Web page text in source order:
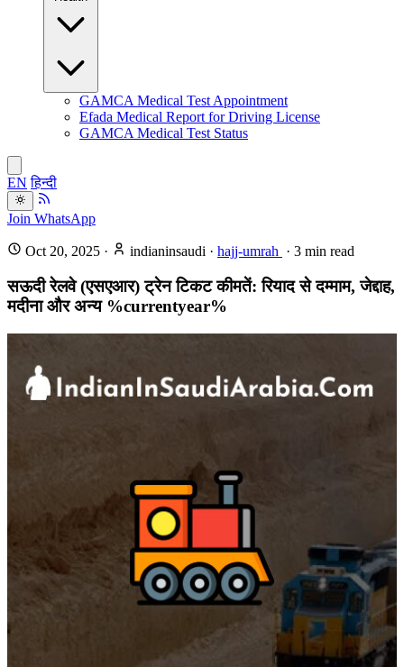
GAMCA Medical Test Appointment
Efada Medical Report for Driving License
GAMCA Medical Test Status
EN हिन्दी
Join WhatsApp
Oct 20, 2025 · indianinsaudi · hajj-umrah · 3 min read
सऊदी रेलवे (एसएआर) ट्रेन टिकट कीमतें: रियाद से दम्माम, जेद्दाह,
मदीना और अन्य %currentyear%